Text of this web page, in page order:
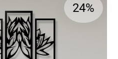
24%